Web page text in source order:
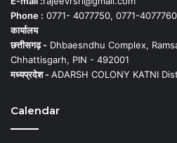
Phone : 0771- 4077750, 0771-4077760
कार्यालय
छत्तीसगढ़ - Dhbaesndhu Complex,
Chhattisgarh, PIN - 492001
मध्यप्रदेश -ADARSH COLONY KATNI
Calendar